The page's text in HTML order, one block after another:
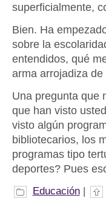
superficialmente,
Bien. Ha
sobre la
entendidos, qué
arma arrojadiza
Una pregunta que
que han visto
visto algún
bibliotecarios, los
programas tipo
deportes? Pues
Educación|